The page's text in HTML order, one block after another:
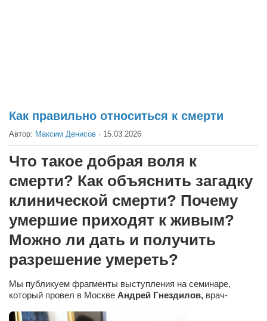
Выборы
Опросы
Здоровье
Активный отдых
Курьезы
Как правильно относиться к смерти
Автор: Максим Денисов · 15.03.2026
Что такое добрая воля к
смерти? Как объяснить загадку
клинической смерти? Почему
умершие приходят к живым?
Можно ли дать и получить
разрешение умереть?
Мы публикуем фрагменты выступления на семинаре,
который провел в Москве Андрей Гнездилов, врач-